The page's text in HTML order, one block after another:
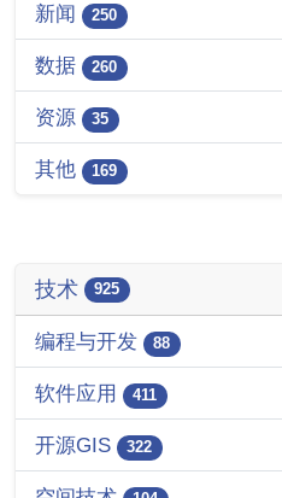
新闻 250
数据 260
资源 35
其他 169
技术 925
编程与开发 88
软件应用 411
开源GIS 322